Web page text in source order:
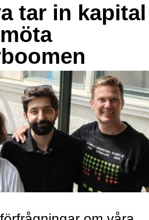
tar in kapital